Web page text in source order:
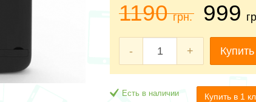
1190грн. 999
- + Купить
Есть в наличии Купить в 1